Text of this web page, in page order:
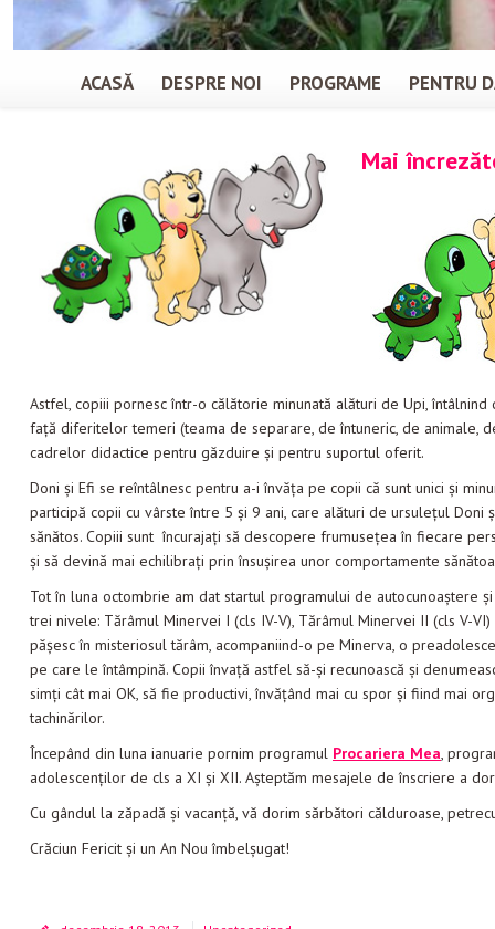
ACASĂ DESPRE NOI PROGRAME PENTRU
Mai
Astfel, copiii pornesc într-o călătorie minunată alături de Upi,
față diferitelor temeri (teama de separare, de întuneric, de animale,
cadrelor didactice pentru găzduire și pentru suportul oferit.
Doni și Efi se reîntâlnesc pentru a-i învăța pe copii că sunt unici și
participă copii cu vârste între 5 și 9 ani, care alături de ursulețul
sănătos. Copiii sunt încurajați să descopere frumusețea în fiecare
și să devină mai echilibrați prin însușirea unor comportamente
Tot în luna octombrie am dat startul programului de autocunoaștere
trei nivele: Tărâmul Minervei I (cls IV-V), Tărâmul Minervei II (cls V-
pășesc în misteriosul tărâm, acompaniind-o pe Minerva, o
pe care le întâmpină. Copii învață astfel să-și recunoască și
simți cât mai OK, să fie productivi, învățând mai cu spor și fiind mai
tachinărilor.
Începând din luna ianuarie pornim programul Procariera Mea,
adolescenților de cls a XI și XII. Așteptăm mesajele de înscriere a
Cu gândul la zăpadă și vacanță, vă dorim sărbători călduroase,
Crăciun Fericit și un An Nou îmbelșugat!